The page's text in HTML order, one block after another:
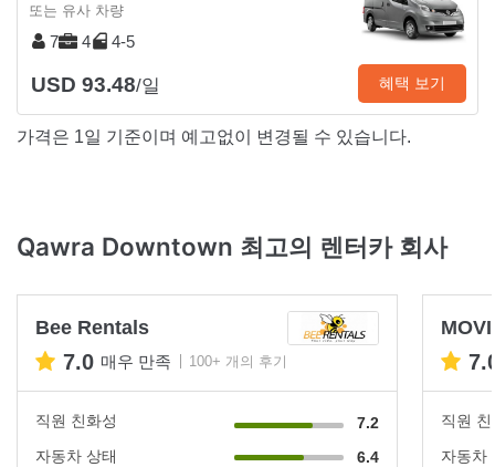
또는 유사 차량
7 4 4-5
USD 93.48/일 혜택 보기
가격은 1일 기준이며 예고없이 변경될 수 있습니다.
Qawra Downtown 최고의 렌터카 회사
Bee Rentals
7.0 매우 만족 100+ 개의 후기
직원 친화성
7.2
자동차 상태
6.4
직원
자동차